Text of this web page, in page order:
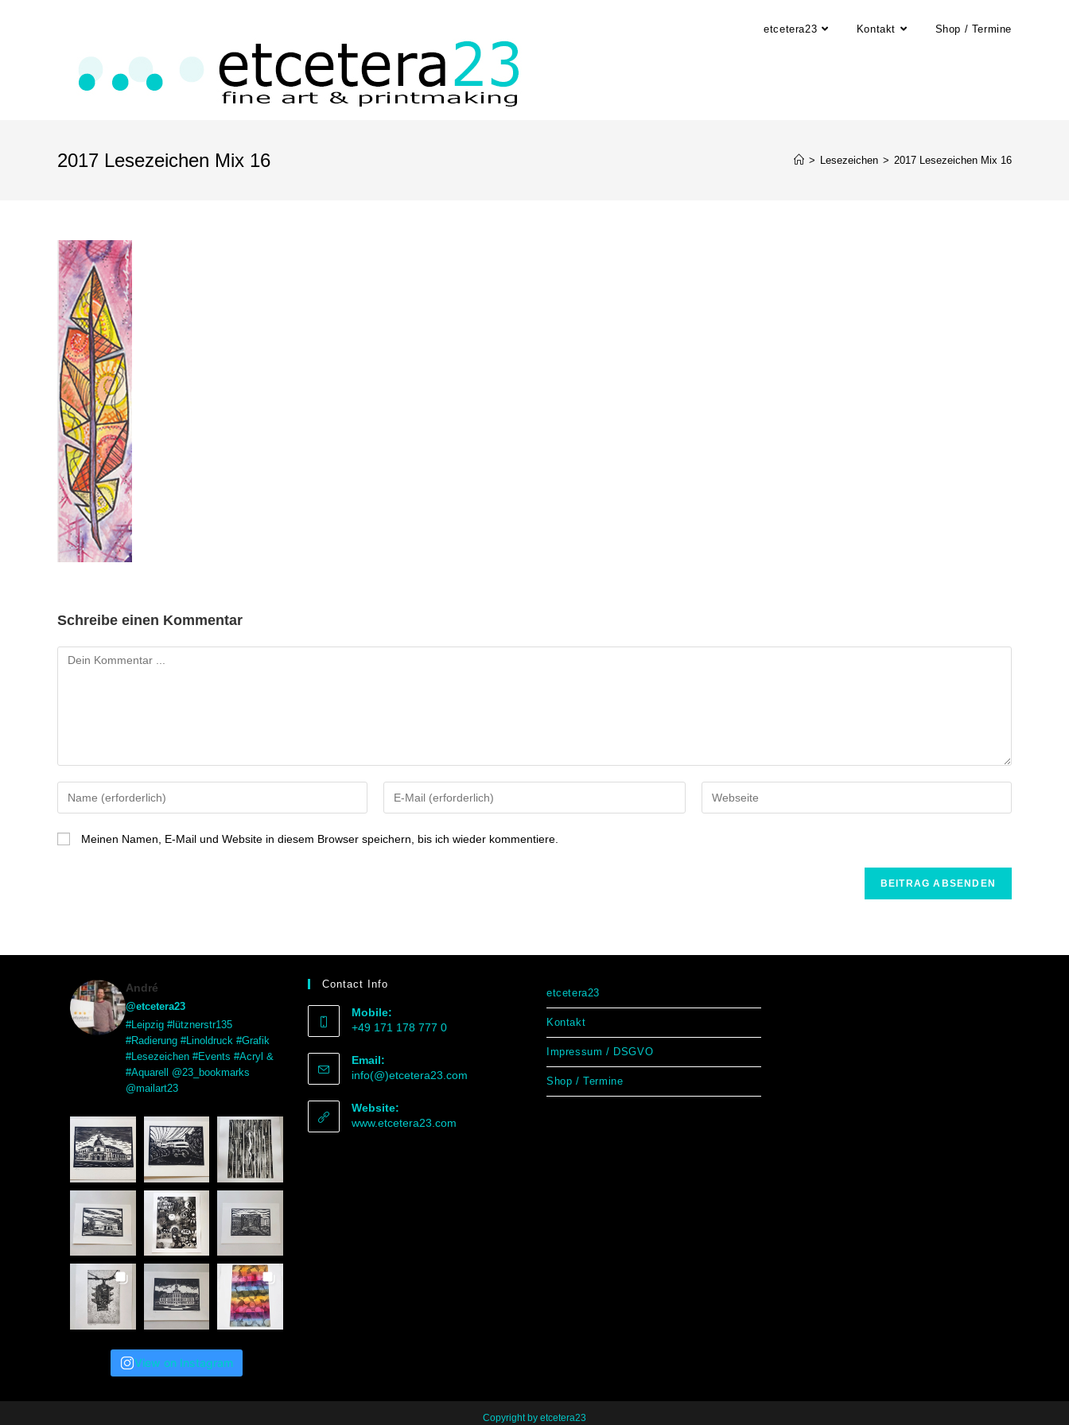
etcetera23 Kontakt Shop / Termine
2017 Lesezeichen Mix 16 > Lesezeichen > 2017 Lesezeichen Mix 16
Schreibe einen Kommentar
Meinen Namen, E-Mail und Website in diesem Browser speichern, bis ich wieder kommentiere.
André
@etcetera23
#Leipzig #lütznerstr135
#Radierung #Linoldruck #Grafik
#Lesezeichen #Events #Acryl &
#Aquarell @23_bookmarks
@mailart23
View on Instagram
Contact Info
Mobile:
+49 171 178 777 0
Email:
info(@)etcetera23.com
Website:
www.etcetera23.com
etcetera23
Kontakt
Impressum / DSGVO
Shop / Termine
Copyright by etcetera23